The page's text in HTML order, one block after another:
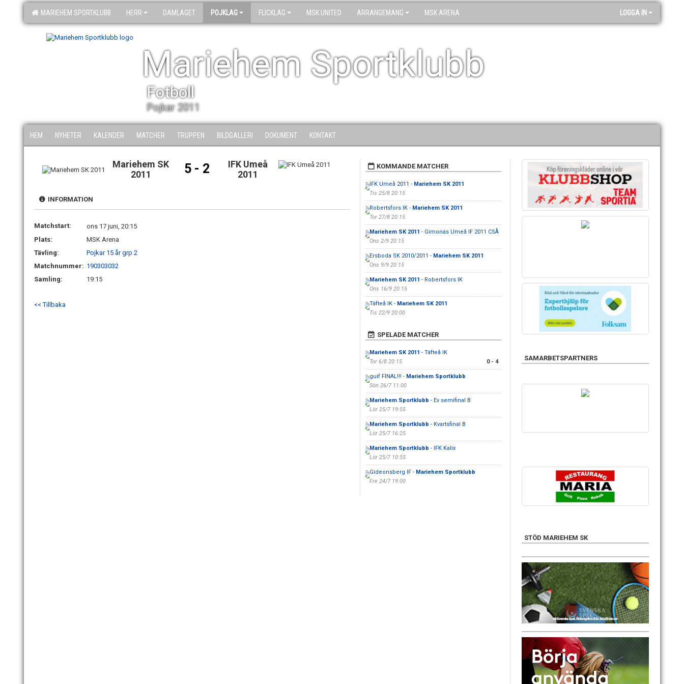
MARIEHEM SPORTKLUBB HERR DAMLAGET POJKLAG FLICKLAG MSK UNITED ARRANGEMANG MSK ARENA LOGGA IN
Mariehem Sportklubb
Fotboll
Pojkar 2011
HEM NYHETER KALENDER MATCHER TRUPPEN BILDGALLERI DOKUMENT KONTAKT
Mariehem SK
2011
5 - 2
IFK Umeå
2011
INFORMATION
Matchstart:
ons 17 juni, 20:15
Plats:
MSK Arena
Tävling:
Pojkar 15 år grp 2
Matchnummer: 190303032
Samling:
19:15
<< Tillbaka
KOMMANDE MATCHER
IFK Umeå 2011 - Mariehem SK 2011
Tis 25/8 20:15
Robertsfors IK - Mariehem SK 2011
Tor 27/8 20:15
Mariehem SK 2011 - Gimonäs Umeå IF 2011 CSÅ
Ons 2/9 20:15
Ersboda SK 2010/2011 - Mariehem SK 2011
Ons 9/9 20:15
Mariehem SK 2011 - Robertsfors IK
Ons 16/9 20:15
Täfteå IK - Mariehem SK 2011
Tis 22/9 20:00
SPELADE MATCHER
Mariehem SK 2011 - Täfteå IK
Tor 6/8 20:15
0 - 4
guif FINAL!!! - Mariehem Sportklubb
Sön 26/7 11:00
Mariehem Sportklubb - Ev semifinal B
Lör 25/7 19:55
Mariehem Sportklubb - Kvartsfinal B
Lör 25/7 16:25
Mariehem Sportklubb - IFK Kalix
Lör 25/7 10:55
Gideonsberg IF - Mariehem Sportklubb
Fre 24/7 19:00
SAMARBETSPARTNERS
STÖD MARIEHEM SK